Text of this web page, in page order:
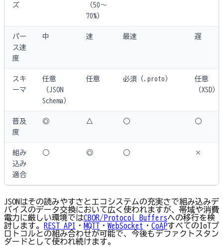
ズ
（50〜
70%）
パー
ス速
度
中 速 最速 遅
スキ
ーマ
任意
（JSON
Schema）
任意 必須（.proto）
任意
（XSD）
普及
度
◎ △ ○ ○
組み
込み
適合
○ ◎ ○ ×
JSONはその読みやすさとエコシステムの充実さで組み込みデ
バイスのデータ交換において広く使われますが、帯域や消費
電力に厳しい環境ではCBOR/Protocol Buffersへの移行を検
討します。 REST API ・ MQTT ・ WebSocket ・ CoAPすべてのIoTプ
ロトコルとの組み合わせが可能で、今後もデファクトスタン
ダードとして使われ続けます。